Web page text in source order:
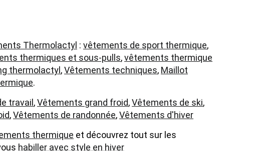
Thermolactyl : vêtements de sport thermique,
thermiques et sous-pulls,vêtements thermique
thermolactyl ,Vêtements techniques, Maillot
.
travail ,Vêtements grand froid,Vêtements de ski,
,Vêtements de randonnée,Vêtements d'hiver
thermique et découvrez tout sur les
habiller avec style en hiver